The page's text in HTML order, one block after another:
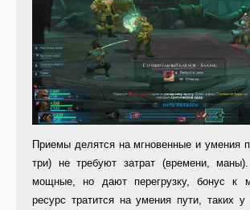
Приемы делятся на мгновенные и умения
три) не требуют затрат (времени,
мощные, но дают перегрузку, бонус к
ресурс тратится на умения пути, таких у